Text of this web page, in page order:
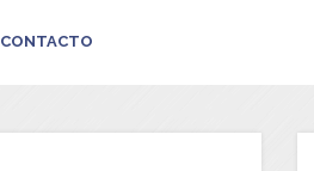
CONTACTO